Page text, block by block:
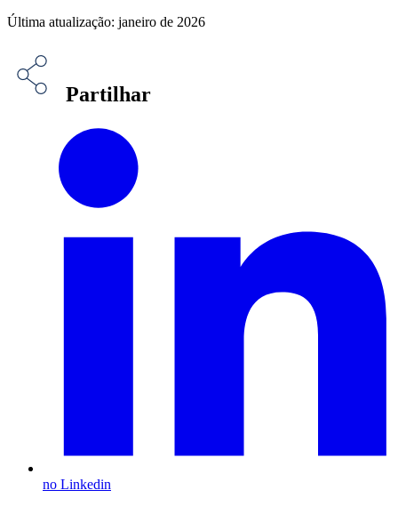
Última atualização: janeiro de 2026
Partilhar
no Linkedin